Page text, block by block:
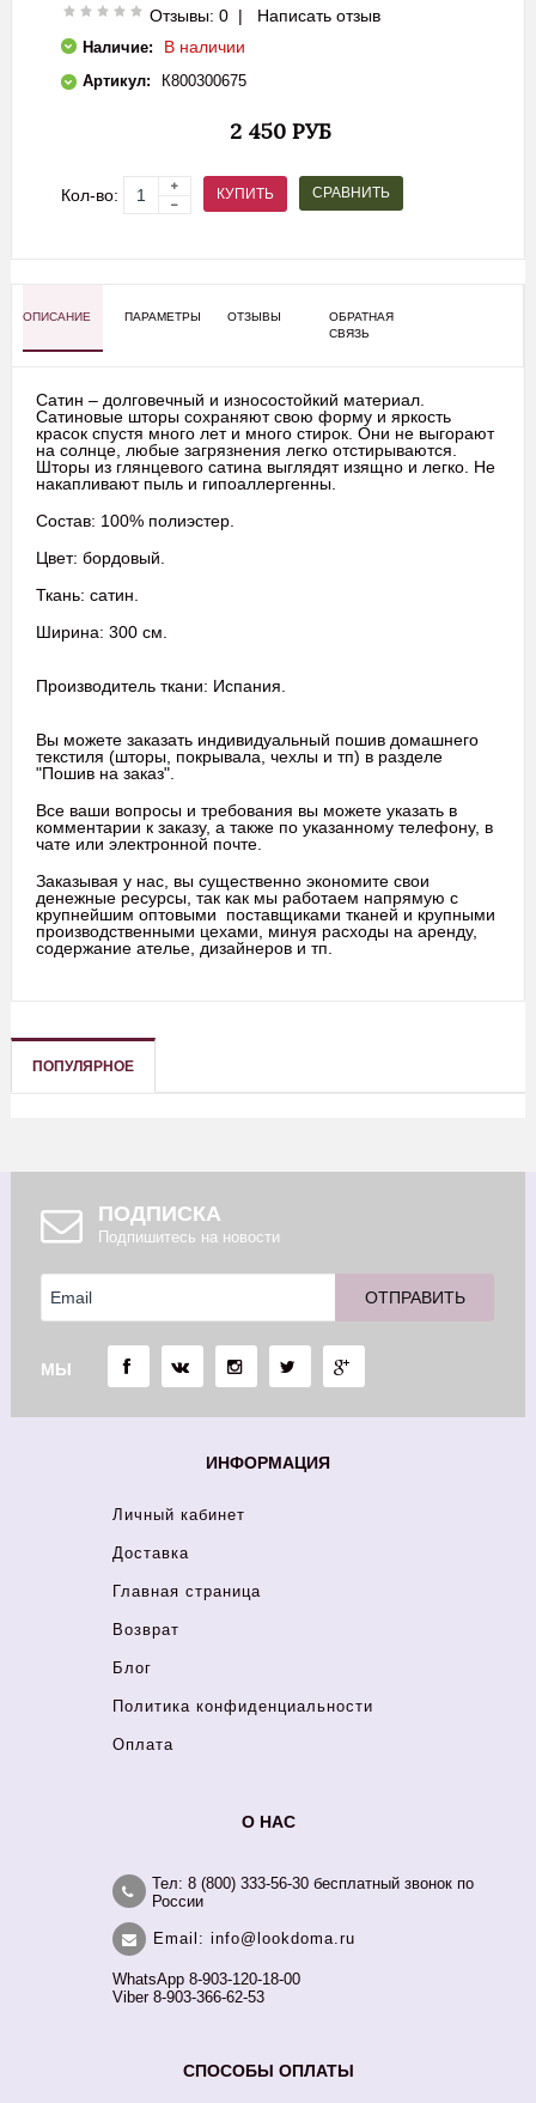
Отзывы: 0 | Написать отзыв
Наличие: В наличии
Артикул: К800300675
2 450 РУБ
Кол-во: КУПИТЬ СРАВНИТЬ
ОПИСАНИЕ ПАРАМЕТРЫ ОТЗЫВЫ
ОБРАТНАЯ
СВЯЗЬ
Сатин – долговечный и износостойкий материал.
Сатиновые шторы сохраняют свою форму и яркость
красок спустя много лет и много стирок. Они не выгорают
на солнце, любые загрязнения легко отстирываются.
Шторы из глянцевого сатина выглядят изящно и легко. Не
накапливают пыль и гипоаллергенны.
Состав: 100% полиэстер.
Цвет: бордовый.
Ткань: сатин.
Ширина: 300 см.
Производитель ткани: Испания.
Вы можете заказать индивидуальный пошив домашнего
текстиля (шторы, покрывала, чехлы и тп) в разделе
"Пошив на заказ".
Все ваши вопросы и требования вы можете указать в
комментарии к заказу, а также по указанному телефону, в
чате или электронной почте.
Заказывая у нас, вы существенно экономите свои
денежные ресурсы, так как мы работаем напрямую с
крупнейшим оптовыми поставщиками тканей и крупными
производственными цехами, минуя расходы на аренду,
содержание ателье, дизайнеров и тп.
ПОПУЛЯРНОЕ
ПОДПИСКА
Подпишитесь на новости
МЫ
ИНФОРМАЦИЯ
Личный кабинет
Доставка
Главная страница
Возврат
Блог
Политика конфиденциальности
Оплата
О НАС
Тел: 8 (800) 333-56-30 бесплатный звонок по
России
Email: info@lookdoma.ru
WhatsApp 8-903-120-18-00
Viber 8-903-366-62-53
СПОСОБЫ ОПЛАТЫ